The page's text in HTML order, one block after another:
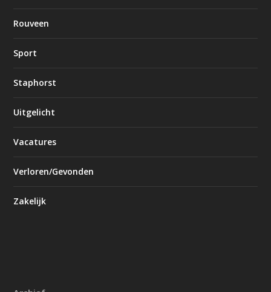
Rouveen
Sport
Staphorst
Uitgelicht
Vacatures
Verloren/Gevonden
Zakelijk